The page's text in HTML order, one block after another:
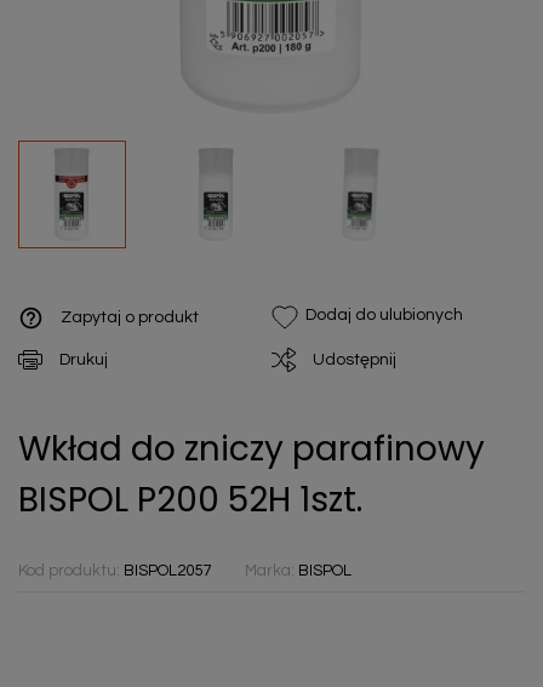
help_outline Zapytaj o produkt Dodaj do ulubionych
Drukuj Udostępnij
Wkład do zniczy parafinowy
BISPOL P200 52H 1szt.
Kod produktu: BISPOL2057 Marka: BISPOL